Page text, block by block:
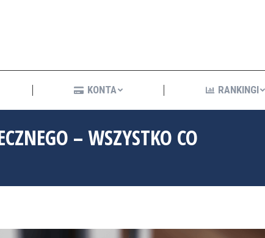
KONTA RANKINGI
– WSZYSTKO CO